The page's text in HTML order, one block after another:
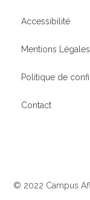
Accessibilité
Mentions Légales
Politique de
Contact
© 2022 Campus